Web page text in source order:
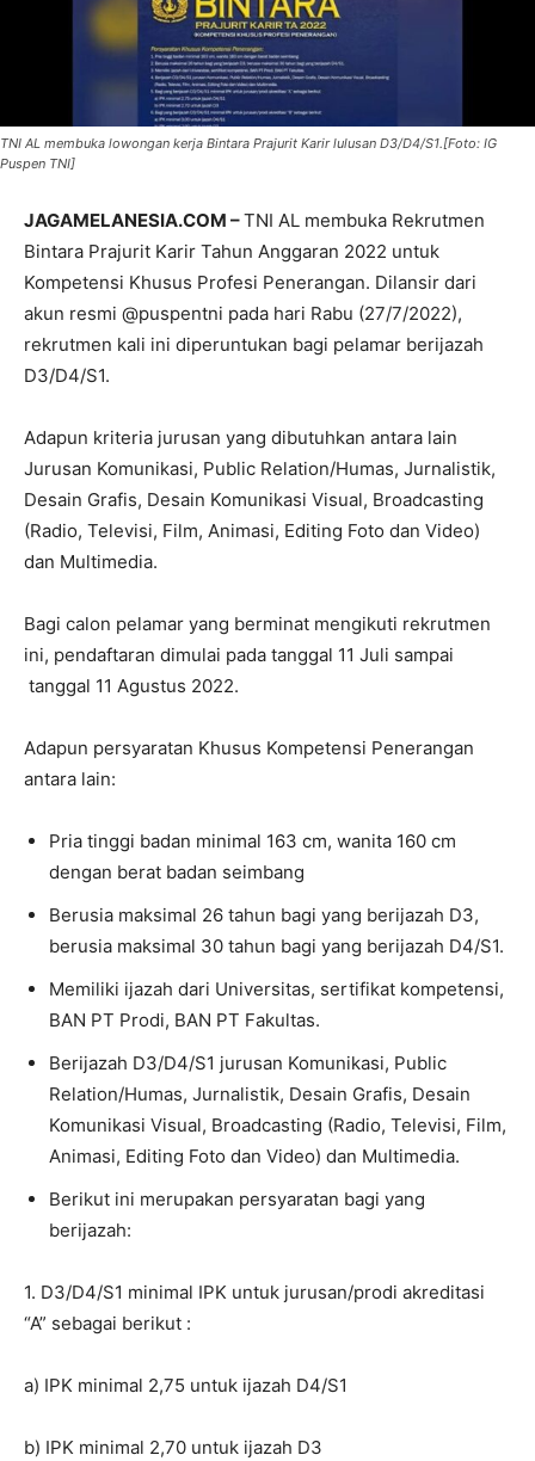
TNI AL membuka lowongan kerja Bintara Prajurit Karir lulusan D3/D4/S1.[Foto: IG
Puspen TNI]
JAGAMELANESIA.COM –TNI AL membuka Rekrutmen
Bintara Prajurit Karir Tahun Anggaran 2022 untuk
Kompetensi Khusus Profesi Penerangan. Dilansir dari
akun resmi @puspentni pada hari Rabu (27/7/2022),
rekrutmen kali ini diperuntukan bagi pelamar berijazah
D3/D4/S1.
Adapun kriteria jurusan yang dibutuhkan antara lain
Jurusan Komunikasi, Public Relation/Humas, Jurnalistik,
Desain Grafis, Desain Komunikasi Visual, Broadcasting
(Radio, Televisi, Film, Animasi, Editing Foto dan Video)
dan Multimedia.
Bagi calon pelamar yang berminat mengikuti rekrutmen
ini, pendaftaran dimulai pada tanggal 11 Juli sampai
tanggal 11 Agustus 2022.
Adapun persyaratan Khusus Kompetensi Penerangan
antara lain:
Pria tinggi badan minimal 163 cm, wanita 160 cm
dengan berat badan seimbang
Berusia maksimal 26 tahun bagi yang berijazah D3,
berusia maksimal 30 tahun bagi yang berijazah D4/S1.
Memiliki ijazah dari Universitas, sertifikat kompetensi,
BAN PT Prodi, BAN PT Fakultas.
Berijazah D3/D4/S1 jurusan Komunikasi, Public
Relation/Humas, Jurnalistik, Desain Grafis, Desain
Komunikasi Visual, Broadcasting (Radio, Televisi, Film,
Animasi, Editing Foto dan Video) dan Multimedia.
Berikut ini merupakan persyaratan bagi yang
berijazah:
1. D3/D4/S1 minimal IPK untuk jurusan/prodi akreditasi
“A” sebagai berikut :
a) IPK minimal 2,75 untuk ijazah D4/S1
b) IPK minimal 2,70 untuk ijazah D3